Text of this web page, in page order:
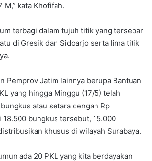
M,” kata Khofifah.
terbagi dalam tujuh titik yang tersebar
di Gresik dan Sidoarjo serta lima titik
Pemprov Jatim lainnya berupa Bantuan
yang hingga Minggu (17/5) telah
atau setara dengan Rp
18.500 bungkus tersebut, 15.000
khusus di wilayah Surabaya.
ada 20 PKL yang kita berdayakan